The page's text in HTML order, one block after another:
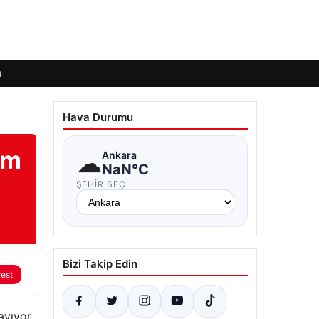
Hava Durumu
☁Ankara
NaN°C
ŞEHIR SEÇ
Bizi Takip Edin